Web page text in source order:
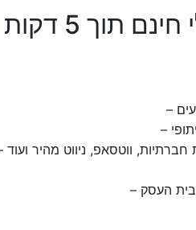
צרו כרטיס ביקור